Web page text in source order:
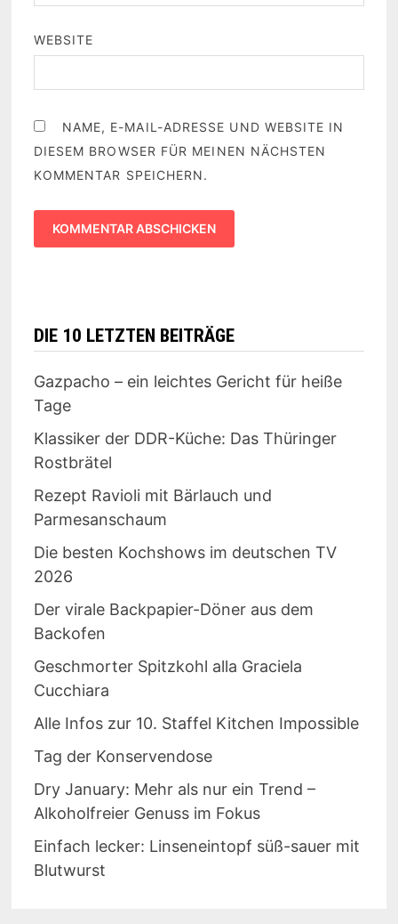
WEBSITE
NAME, E-MAIL-ADRESSE UND WEBSITE IN
DIESEM BROWSER FÜR MEINEN NÄCHSTEN
KOMMENTAR SPEICHERN.
DIE 10 LETZTEN BEITRÄGE
Gazpacho – ein leichtes Gericht für heiße
Tage
Klassiker der DDR-Küche: Das Thüringer
Rostbrätel
Rezept Ravioli mit Bärlauch und
Parmesanschaum
Die besten Kochshows im deutschen TV
2026
Der virale Backpapier-Döner aus dem
Backofen
Geschmorter Spitzkohl alla Graciela
Cucchiara
Alle Infos zur 10. Staffel Kitchen Impossible
Tag der Konservendose
Dry January: Mehr als nur ein Trend –
Alkoholfreier Genuss im Fokus
Einfach lecker: Linseneintopf süß-sauer mit
Blutwurst